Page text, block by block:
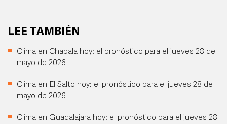
LEE TAMBIÉN
Clima en Chapala hoy: el pronóstico para el jueves 28 de
mayo de 2026
Clima en El Salto hoy: el pronóstico para el jueves 28 de
mayo de 2026
Clima en Guadalajara hoy: el pronóstico para el jueves 28